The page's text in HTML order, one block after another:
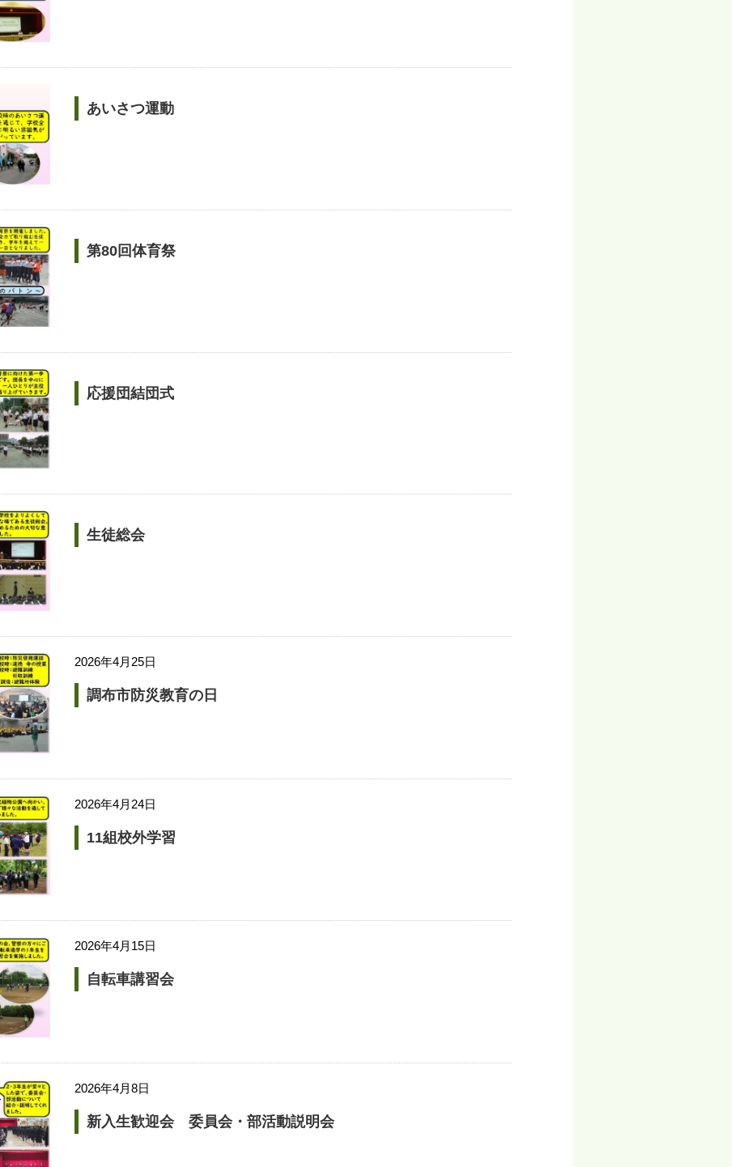
あいさつ運動
第80回体育祭
応援団結団式
生徒総会
2026年4月25日
調布市防災教育の日
2026年4月24日
11組校外学習
2026年4月15日
自転車講習会
2026年4月8日
新入生歓迎会 委員会・部活動説明会